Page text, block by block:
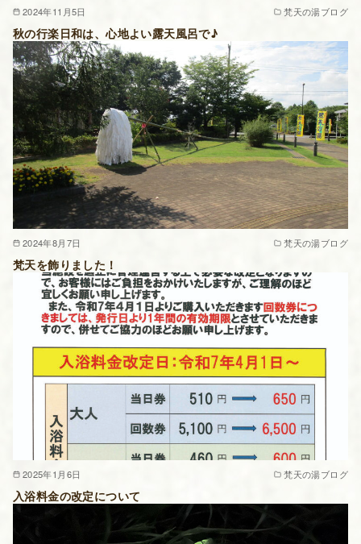
2024年11月5日 梵天の湯ブログ
秋の行楽日和は、心地よい露天風呂で♪
2024年8月7日 梵天の湯ブログ
梵天を飾りました！
2025年1月6日 梵天の湯ブログ
入浴料金の改定について